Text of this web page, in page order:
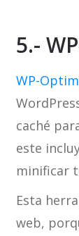
5.-
WP-
caché
este
minificar
Esta
web,